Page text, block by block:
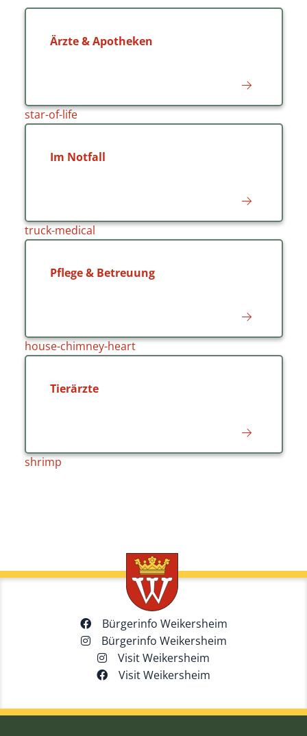
Ärzte & Apotheken
star-of-life
Im Notfall
truck-medical
Pflege & Betreuung
house-chimney-heart
Tierärzte
shrimp
Bürgerinfo Weikersheim
Bürgerinfo Weikersheim
Visit Weikersheim
Visit Weikersheim